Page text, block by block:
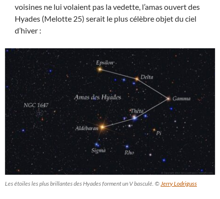
voisines ne lui volaient pas la vedette, l’amas ouvert des
Hyades (Melotte 25) serait le plus célèbre objet du ciel
d’hiver :
Les étoiles les plus brillantes des Hyades forment un V basculé. ©Jerry Lodriguss